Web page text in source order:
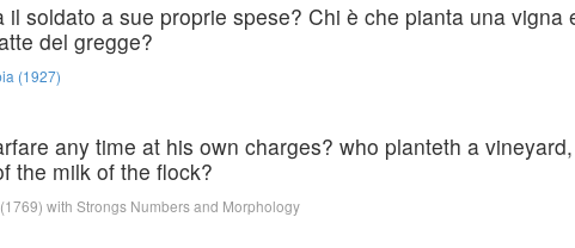
il soldato a sue proprie spese? Chi è che pianta una
del gregge?
(1927)
any time at his own charges? who planteth a
the milk of the flock?
with Strongs Numbers and Morphology